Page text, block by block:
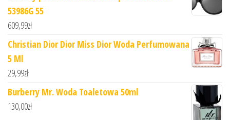
53986G 55
609,99zł
Christian Dior Dior Miss Dior Woda Perfumowana
5 Ml
29,99zł
Burberry Mr. Woda Toaletowa 50ml
130,00zł